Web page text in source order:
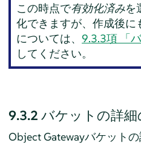
この時点で有効化済みを
化できますが、作成後に
については、 9.3.3項 「
してください。
9.3.2 バケットの詳細
Object Gatewayバケット